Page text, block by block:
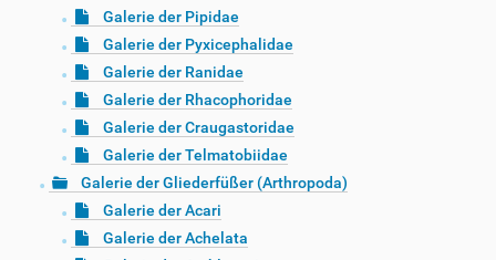
Galerie der Pipidae
Galerie der Pyxicephalidae
Galerie der Ranidae
Galerie der Rhacophoridae
Galerie der Craugastoridae
Galerie der Telmatobiidae
Galerie der Gliederfüßer (Arthropoda)
Galerie der Acari
Galerie der Achelata